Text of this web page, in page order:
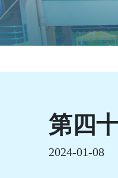
第四
2024-01-08